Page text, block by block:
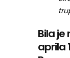
Bila je
aprila